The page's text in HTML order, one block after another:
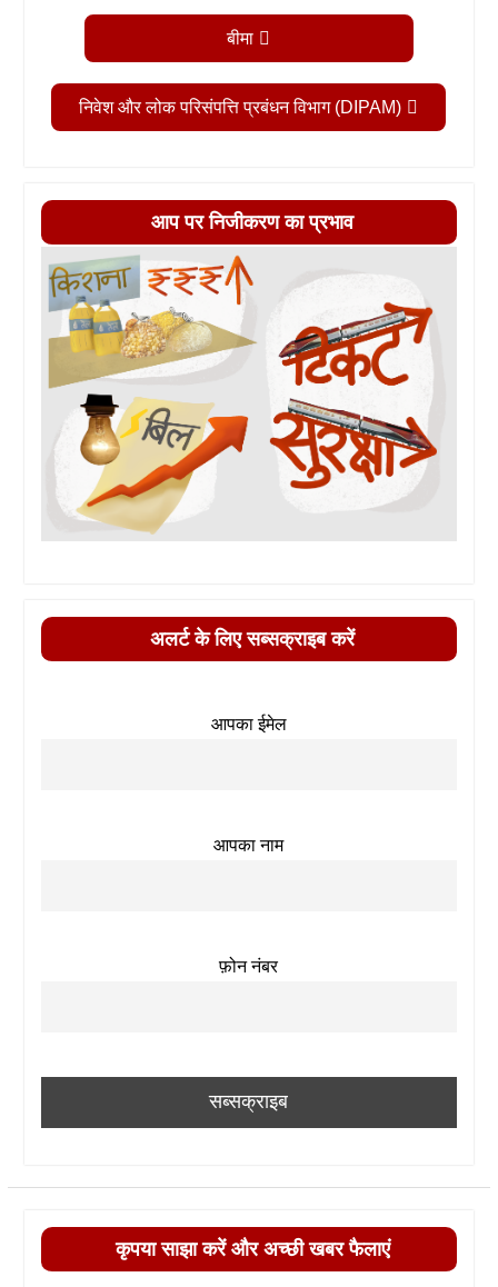
बीमा
निवेश और लोक परिसंपत्ति प्रबंधन विभाग (DIPAM)
आप पर निजीकरण का प्रभाव
अलर्ट के लिए सब्सक्राइब करें
आपका ईमेल
आपका नाम
फ़ोन नंबर
कृपया साझा करें और अच्छी खबर फैलाएं